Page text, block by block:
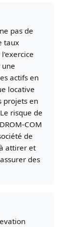
pas de
taux
actifs en
locative
projets en
risque de
COM
de
attirer et
des